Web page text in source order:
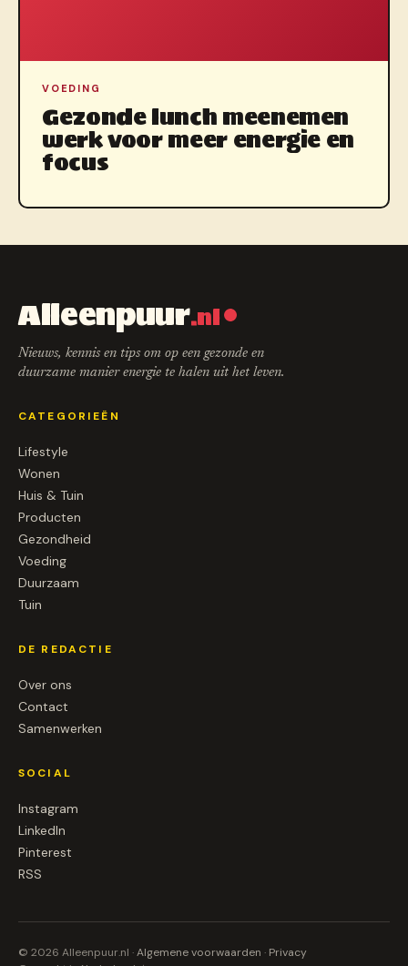
VOEDING
Gezonde lunch meenemen
werk voor meer energie en
focus
Alleenpuur.nl
Nieuws, kennis en tips om op een gezonde en
duurzame manier energie te halen uit het leven.
CATEGORIEËN
Lifestyle
Wonen
Huis & Tuin
Producten
Gezondheid
Voeding
Duurzaam
Tuin
DE REDACTIE
Over ons
Contact
Samenwerken
SOCIAL
Instagram
LinkedIn
Pinterest
RSS
© 2026 Alleenpuur.nl ·Algemene voorwaarden · Privacy